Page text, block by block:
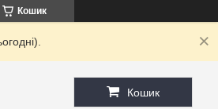
Кошик
Кошик